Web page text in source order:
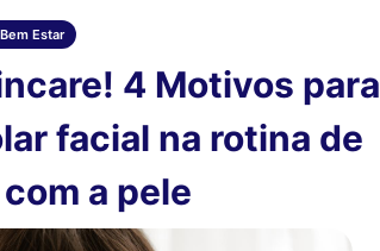
Estar
4 Motivos para
facial na rotina de
a pele